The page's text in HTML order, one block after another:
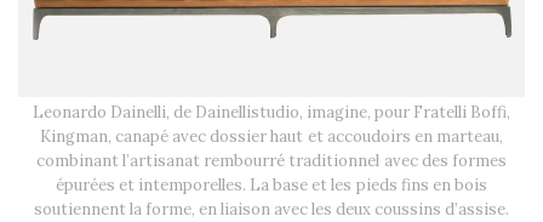
Leonardo Dainelli, de Dainellistudio, imagine, pour Fratelli Boffi,
Kingman, canapé avec dossier haut et accoudoirs en marteau,
combinant l’artisanat rembourré traditionnel avec des formes
épurées et intemporelles. La base et les pieds fins en bois
soutiennent la forme, en liaison avec les deux coussins d’assise.